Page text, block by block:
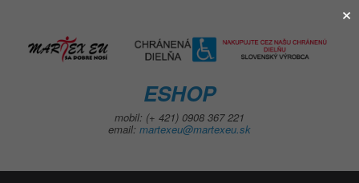
ESHOP
mobil: (+ 421) 0908 367 221
email: martexeu@martexeu.sk
×